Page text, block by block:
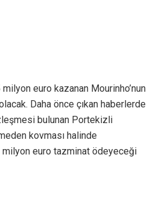
milyon euro kazanan Mourinho’nun
Daha önce çıkan haberlerde
bulunan Portekizli
kovması halinde
milyon euro tazminat ödeyeceği